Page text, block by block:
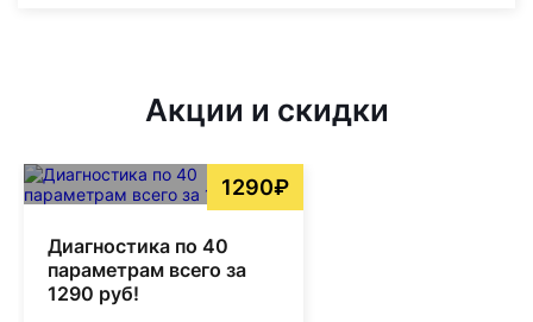
Акции и скидки
1290₽
Диагностика по 40
параметрам всего за
1290 руб!